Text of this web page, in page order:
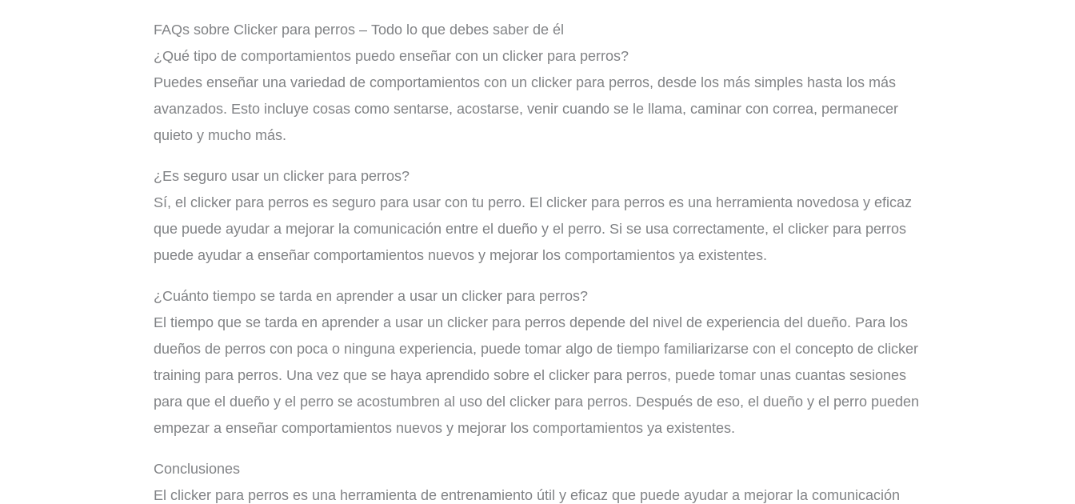
FAQs sobre Clicker para perros – Todo lo que debes saber de él
¿Qué tipo de comportamientos puedo enseñar con un clicker para perros?
Puedes enseñar una variedad de comportamientos con un clicker para perros, desde los más simples hasta los más
avanzados. Esto incluye cosas como sentarse, acostarse, venir cuando se le llama, caminar con correa, permanecer
quieto y mucho más.
¿Es seguro usar un clicker para perros?
Sí, el clicker para perros es seguro para usar con tu perro. El clicker para perros es una herramienta novedosa y eficaz
que puede ayudar a mejorar la comunicación entre el dueño y el perro. Si se usa correctamente, el clicker para perros
puede ayudar a enseñar comportamientos nuevos y mejorar los comportamientos ya existentes.
¿Cuánto tiempo se tarda en aprender a usar un clicker para perros?
El tiempo que se tarda en aprender a usar un clicker para perros depende del nivel de experiencia del dueño. Para los
dueños de perros con poca o ninguna experiencia, puede tomar algo de tiempo familiarizarse con el concepto de clicker
training para perros. Una vez que se haya aprendido sobre el clicker para perros, puede tomar unas cuantas sesiones
para que el dueño y el perro se acostumbren al uso del clicker para perros. Después de eso, el dueño y el perro pueden
empezar a enseñar comportamientos nuevos y mejorar los comportamientos ya existentes.
Conclusiones
El clicker para perros es una herramienta de entrenamiento útil y eficaz que puede ayudar a mejorar la comunicación